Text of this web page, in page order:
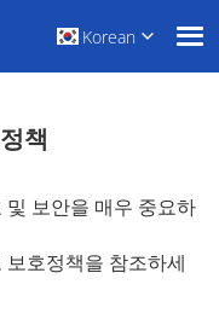
Korean
책
보안을 매우 중요하
호정책을 참조하세